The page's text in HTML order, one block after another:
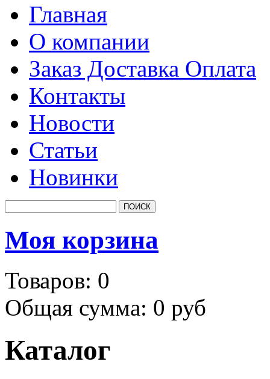
Главная
О компании
Заказ Доставка Оплата
Контакты
Новости
Статьи
Новинки
Моя корзина
Товаров: 0
Общая сумма: 0 руб
Каталог